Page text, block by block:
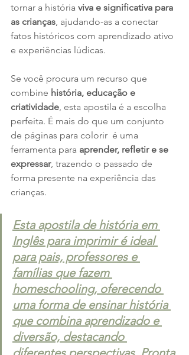
tornar a história viva e significativa para
as crianças, ajudando-as a conectar
fatos históricos com aprendizado ativo
e experiências lúdicas.
Se você procura um recurso que
combine história, educação e
criatividade, esta apostila é a escolha
perfeita. É mais do que um conjunto
de páginas para colorir  é uma
ferramenta para aprender, refletir e se
expressar, trazendo o passado de
forma presente na experiência das
crianças.
Esta apostila de história em
Inglês para imprimir é ideal
para pais, professores e
famílias que fazem
homeschooling, oferecendo
uma forma de ensinar história
que combina aprendizado e
diversão, destacando